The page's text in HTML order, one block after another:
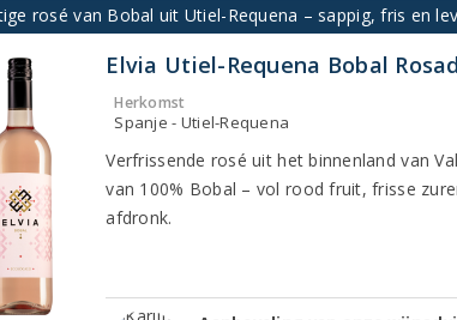
rosé van Bobal uit Utiel-Requena – sappig, fris en
Elvia Utiel-Requena Bobal
Herkomst
Spanje - Utiel-Requena
Verfrissende rosé uit het binnenland van
van 100% Bobal – vol rood fruit, frisse
afdronk.